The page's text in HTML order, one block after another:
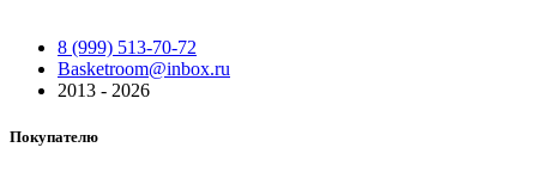
8 (999) 513-70-72
Basketroom@inbox.ru
2013 - 2026
Покупателю